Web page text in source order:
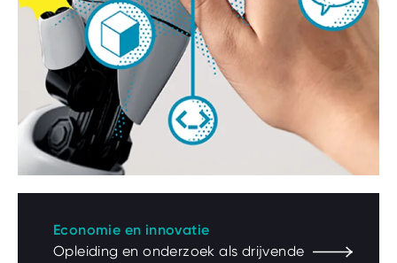
Economie en innovatie
Opleiding en onderzoek als drijvende